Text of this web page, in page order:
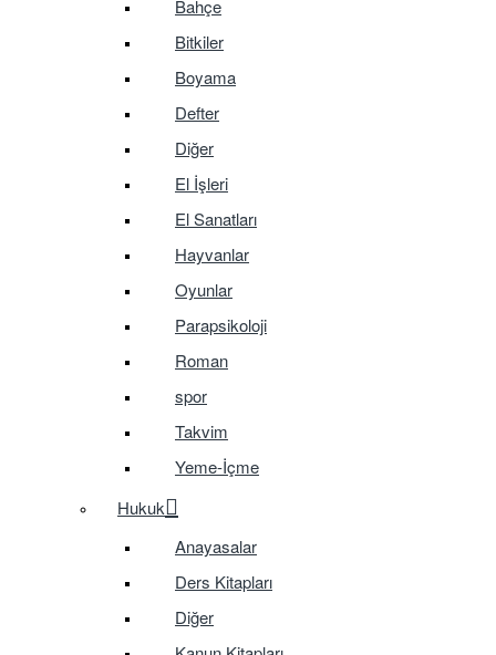
Bahçe
Bitkiler
Boyama
Defter
Diğer
El İşleri
El Sanatları
Hayvanlar
Oyunlar
Parapsikoloji
Roman
spor
Takvim
Yeme-İçme
Hukuk
Anayasalar
Ders Kitapları
Diğer